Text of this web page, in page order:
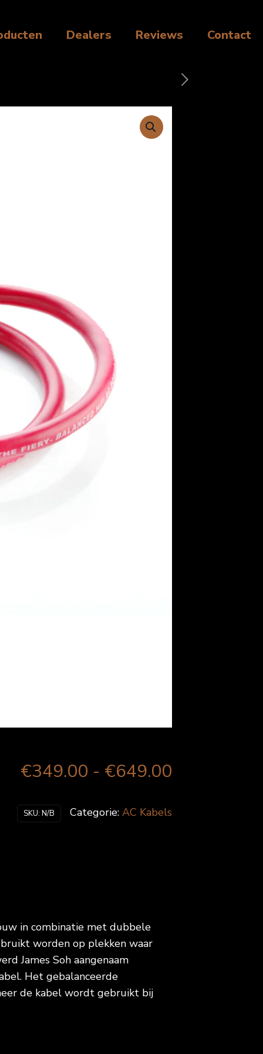
Dealers Reviews Contact
€349.00 - €649.00Prijsklasse:
tot
SKU: N/B Categorie: AC Kabels
in combinatie met dubbele
worden op plekken waar
James Soh aangenaam
Het gebalanceerde
de kabel wordt gebruikt bij